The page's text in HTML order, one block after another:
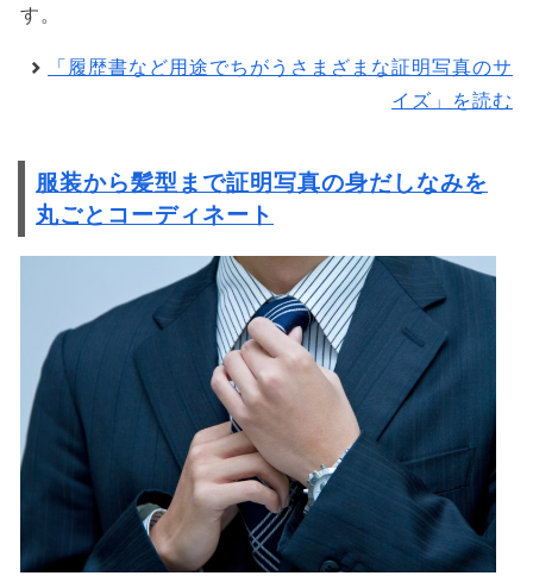
す。
「履歴書など用途でちがうさまざまな証明写真のサ
イズ」を読む
服装から髪型まで証明写真の身だしなみを
丸ごとコーディネート